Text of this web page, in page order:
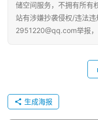
储空间服务，不拥有所有
站有涉嫌抄袭侵权/违法
2951220@qq.com举报，
生成海报